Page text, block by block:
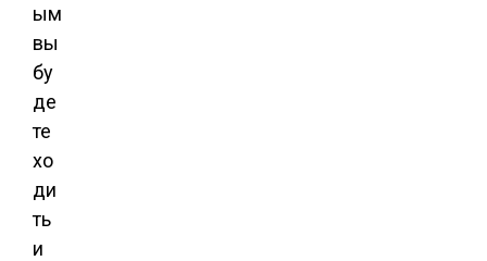
ым
вы
бу
де
те
хо
ди
ть
и